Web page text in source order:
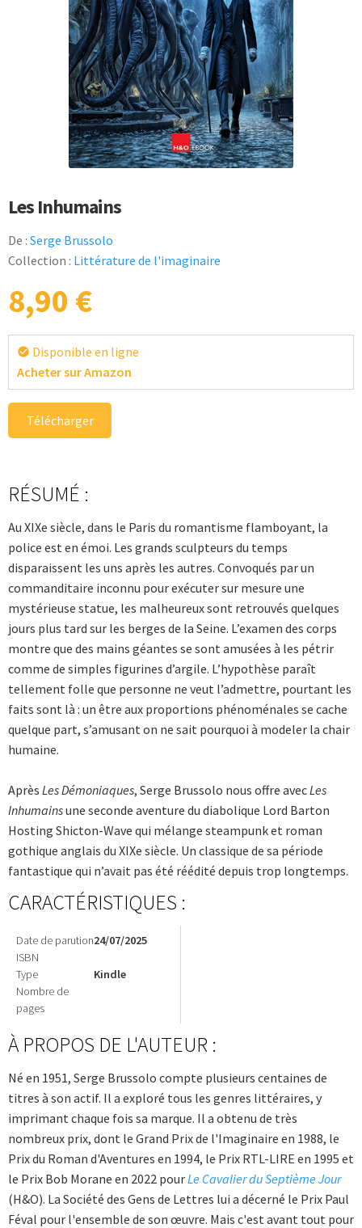
Les Inhumains
De : Serge Brussolo
Collection : Littérature de l'imaginaire
8,90 €
check_circle Disponible en ligne
Acheter sur Amazon
Télécharger
RÉSUMÉ :
Au XIXe siècle, dans le Paris du romantisme flamboyant, la
police est en émoi. Les grands sculpteurs du temps
disparaissent les uns après les autres. Convoqués par un
commanditaire inconnu pour exécuter sur mesure une
mystérieuse statue, les malheureux sont retrouvés quelques
jours plus tard sur les berges de la Seine. L’examen des corps
montre que des mains géantes se sont amusées à les pétrir
comme de simples figurines d’argile. L’hypothèse paraît
tellement folle que personne ne veut l’admettre, pourtant les
faits sont là : un être aux proportions phénoménales se cache
quelque part, s’amusant on ne sait pourquoi à modeler la chair
humaine.
Après Les Démoniaques, Serge Brussolo nous offre avecLes
Inhumainsune seconde aventure du diabolique Lord Barton
Hosting Shicton-Wave qui mélange steampunk et roman
gothique anglais du XIXe siècle. Un classique de sa période
fantastique qui n’avait pas été réédité depuis trop longtemps.
CARACTÉRISTIQUES :
Date de parution
ISBN
Type
Nombre de
pages
24/07/2025
Kindle
À PROPOS DE L'AUTEUR :
Né en 1951, Serge Brussolo compte plusieurs centaines de
titres à son actif. Il a exploré tous les genres littéraires, y
imprimant chaque fois sa marque. Il a obtenu de très
nombreux prix, dont le Grand Prix de l'Imaginaire en 1988, le
Prix du Roman d'Aventures en 1994, le Prix RTL-LIRE en 1995 et
le Prix Bob Morane en 2022 pourLe Cavalier du Septième Jour
(H&O). La Société des Gens de Lettres lui a décerné le Prix Paul
Féval pour l'ensemble de son œuvre. Mais c'est avant tout pour